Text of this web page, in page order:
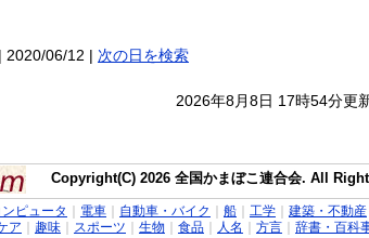
06/12 | 次の日を検索
2026年8月8日 17時54分更
Copyright(C) 2026 全国かまぼこ連合会. All
ンピュータ 電車｜ 自動車・バイク 船｜ 工学｜ 建築・不動産
ア 趣味｜ スポーツ 生物 食品｜ 人名 方言｜ 辞書・百科